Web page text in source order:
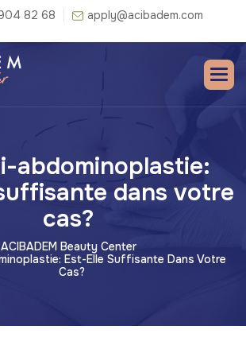
82 68 apply@acibadem.com
abdominoplastie:
dans votre
cas?
ACIBADEM Beauty Center
Est-Elle Suffisante Dans Votre
Cas?